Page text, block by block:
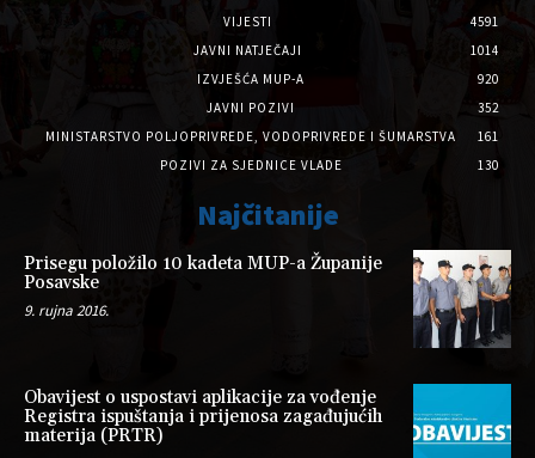
VIJESTI
4591
JAVNI NATJEČAJI
1014
IZVJEŠĆA MUP-A
920
JAVNI POZIVI
352
MINISTARSTVO POLJOPRIVREDE, VODOPRIVREDE I ŠUMARSTVA
161
POZIVI ZA SJEDNICE VLADE
130
Najčitanije
Prisegu položilo 10 kadeta MUP-a Županije
Posavske
9. rujna 2016.
Obavijest o uspostavi aplikacije za vođenje
Registra ispuštanja i prijenosa zagađujućih
materija (PRTR)